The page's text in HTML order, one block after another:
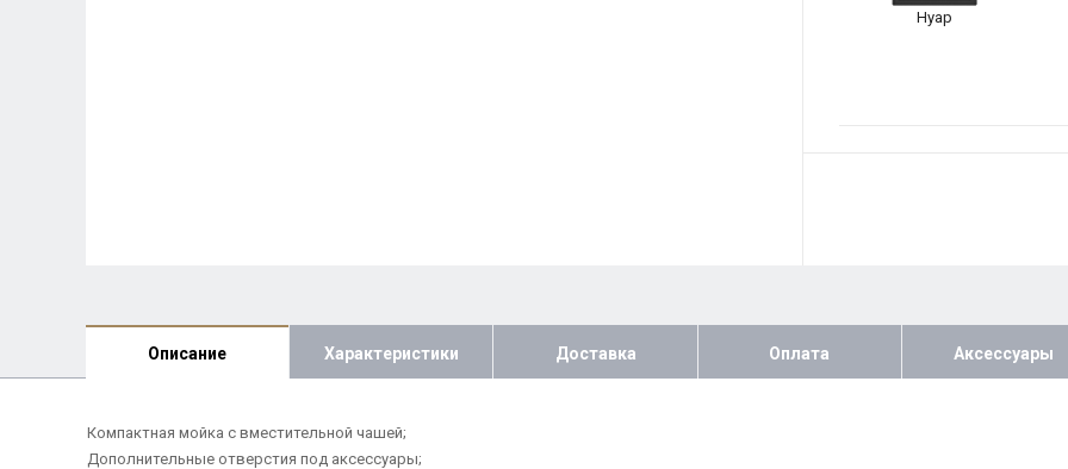
Нуар
Описание Характеристики Доставка Оплата Аксессуары
Компактная мойка с вместительной чашей;
Дополнительные отверстия под аксессуары;